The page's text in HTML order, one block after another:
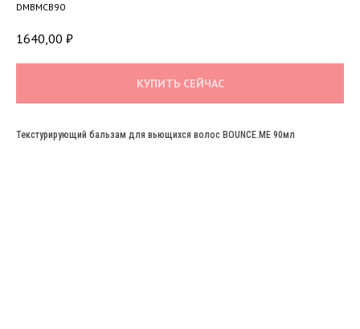
DMBMCB90
1640,00 ₽
КУПИТЬ СЕЙЧАС
Текстурирующий бальзам для вьющихся волос BOUNCE.ME 90мл